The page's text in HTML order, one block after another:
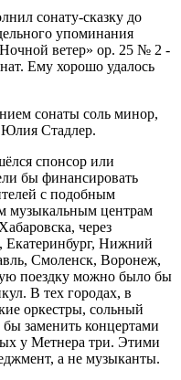
сонату-сказку до
упоминания
ветер» ор. 25 № 2 ‑
Ему хорошо удалось
сонаты соль минор,
Юлия Стадлер.
спонсор или
бы финансировать
с подобным
музыкальным центрам
через
Екатеринбург, Нижний
Смоленск, Воронеж,
поездку можно было бы
В тех городах, в
оркестры, сольный
заменить концертами
у Метнера три. Этими
а не музыканты.